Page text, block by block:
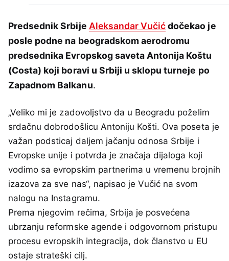
Predsednik Srbije Aleksandar Vučićdočekao je
posle podne na beogradskom aerodromu
predsednika Evropskog saveta Antonija Koštu
(Costa) koji boravi u Srbiji u sklopu turneje po
Zapadnom Balkanu.
„Veliko mi je zadovoljstvo da u Beogradu poželim
srdačnu dobrodošlicu Antoniju Košti. Ova poseta je
važan podsticaj daljem jačanju odnosa Srbije i
Evropske unije i potvrda je značaja dijaloga koji
vodimo sa evropskim partnerima u vremenu brojnih
izazova za sve nas“, napisao je Vučić na svom
nalogu na Instagramu.
Prema njegovim rečima, Srbija je posvećena
ubrzanju reformske agende i odgovornom pristupu
procesu evropskih integracija, dok članstvo u EU
ostaje strateški cilj.